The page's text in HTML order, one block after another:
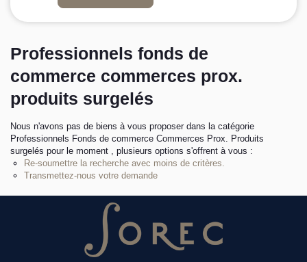
L’équipe sorec
Recrutement
Professionnels fonds de
commerce commerces prox.
produits surgelés
Nous n'avons pas de biens à vous proposer dans la catégorie
Professionnels Fonds de commerce Commerces Prox. Produits
surgelés pour le moment , plusieurs options s'offrent à vous :
Re-soumettre la recherche avec moins de critères.
Transmettez-nous votre demande